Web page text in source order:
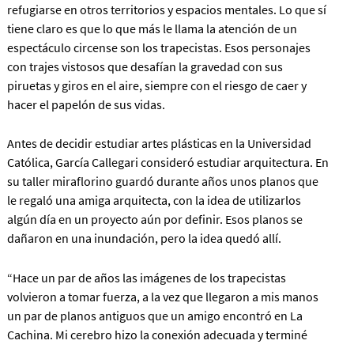
refugiarse en otros territorios y espacios mentales. Lo que sí
tiene claro es que lo que más le llama la atención de un
espectáculo circense son los trapecistas. Esos personajes
con trajes vistosos que desafían la gravedad con sus
piruetas y giros en el aire, siempre con el riesgo de caer y
hacer el papelón de sus vidas.
Antes de decidir estudiar artes plásticas en la Universidad
Católica, García Callegari consideró estudiar arquitectura. En
su taller miraflorino guardó durante años unos planos que
le regaló una amiga arquitecta, con la idea de utilizarlos
algún día en un proyecto aún por definir. Esos planos se
dañaron en una inundación, pero la idea quedó allí.
“Hace un par de años las imágenes de los trapecistas
volvieron a tomar fuerza, a la vez que llegaron a mis manos
un par de planos antiguos que un amigo encontró en La
Cachina. Mi cerebro hizo la conexión adecuada y terminé